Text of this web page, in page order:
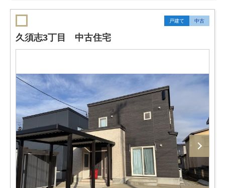
戸建て 中古
久須志3丁目 中古住宅